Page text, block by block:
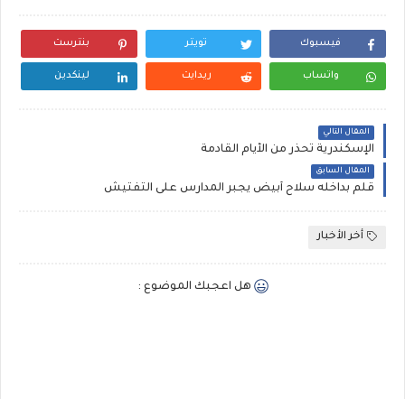
فيسبوك تويتر بنترست
واتساب ريدايت لينكدين
المقال التالي
الإسكندرية تحذر من الأيام القادمة
المقال السابق
قلم بداخله سلاح أبيض يجبر المدارس على التفتيش
أخر الأخبار
هل اعجبك الموضوع :